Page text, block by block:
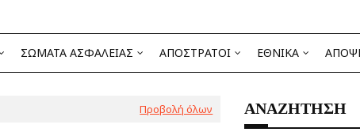
ΣΩΜΑΤΑ ΑΣΦΑΛΕΙΑΣ ΑΠΟΣΤΡΑΤΟΙ ΕΘΝΙΚΑ
Προβολή όλων ΑΝΑΖΗΤΗΣΗ